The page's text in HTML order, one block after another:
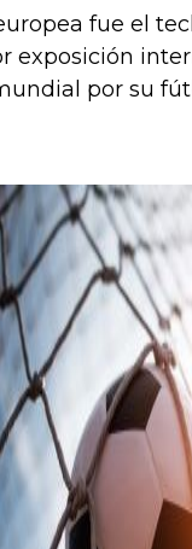
fue el
exposición
por su